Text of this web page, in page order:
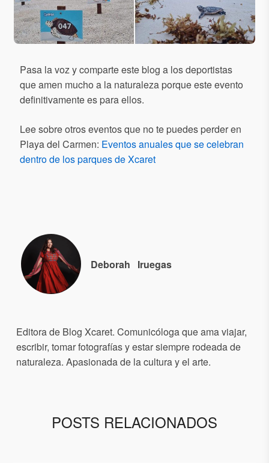
Pasa la voz y comparte este blog a los deportistas
que amen mucho a la naturaleza porque este evento
definitivamente es para ellos.
Lee sobre otros eventos que no te puedes perder en
Playa del Carmen: Eventos anuales que se celebran
dentro de los parques de Xcaret
Deborah Iruegas
Editora de Blog Xcaret. Comunicóloga que ama viajar,
escribir, tomar fotografías y estar siempre rodeada de
naturaleza. Apasionada de la cultura y el arte.
POSTS RELACIONADOS